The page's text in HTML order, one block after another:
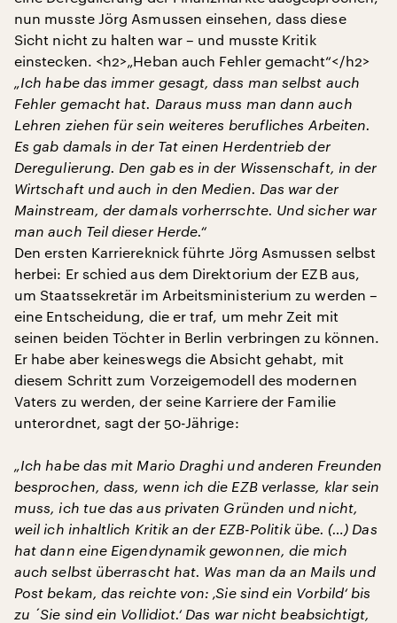
nun musste Jörg Asmussen einsehen, dass diese
Sicht nicht zu halten war – und musste Kritik
einstecken. <h2>„Heban auch Fehler gemacht“</h2>
„Ich habe das immer gesagt, dass man selbst auch
Fehler gemacht hat. Daraus muss man dann auch
Lehren ziehen für sein weiteres berufliches Arbeiten.
Es gab damals in der Tat einen Herdentrieb der
Deregulierung. Den gab es in der Wissenschaft, in der
Wirtschaft und auch in den Medien. Das war der
Mainstream, der damals vorherrschte. Und sicher war
man auch Teil dieser Herde.“
Den ersten Karriereknick führte Jörg Asmussen selbst
herbei: Er schied aus dem Direktorium der EZB aus,
um Staatssekretär im Arbeitsministerium zu werden –
eine Entscheidung, die er traf, um mehr Zeit mit
seinen beiden Töchter in Berlin verbringen zu können.
Er habe aber keineswegs die Absicht gehabt, mit
diesem Schritt zum Vorzeigemodell des modernen
Vaters zu werden, der seine Karriere der Familie
unterordnet, sagt der 50-Jährige:
„Ich habe das mit Mario Draghi und anderen Freunden
besprochen, dass, wenn ich die EZB verlasse, klar sein
muss, ich tue das aus privaten Gründen und nicht,
weil ich inhaltlich Kritik an der EZB-Politik übe. (…) Das
hat dann eine Eigendynamik gewonnen, die mich
auch selbst überrascht hat. Was man da an Mails und
Post bekam, das reichte von: ‚Sie sind ein Vorbild‘ bis
zu ´Sie sind ein Vollidiot.‘ Das war nicht beabsichtigt,